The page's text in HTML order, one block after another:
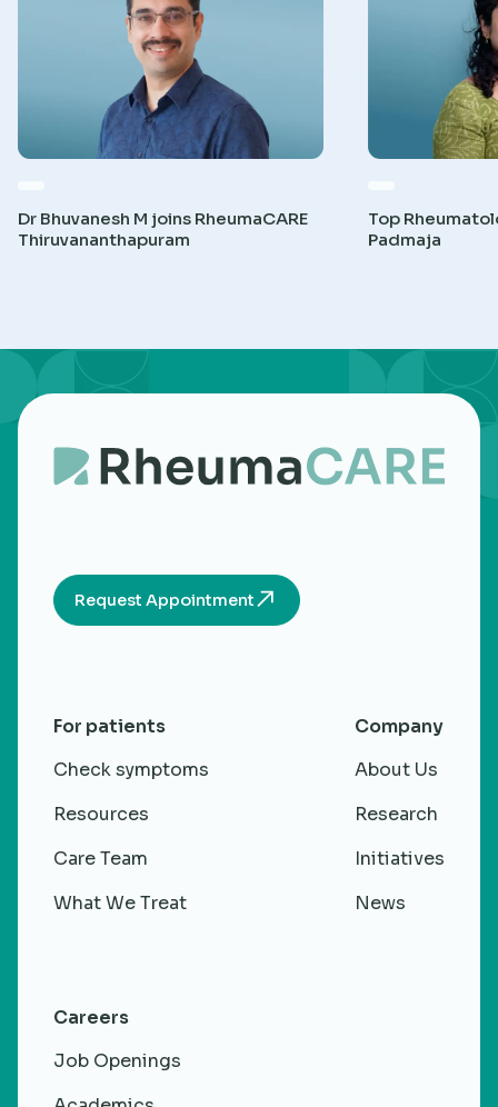
Dr Bhuvanesh M joins RheumaCARE
Thiruvananthapuram
Top
Padmaja
Request Appointment
For patients
Check symptoms
Resources
Care Team
What We Treat
Company
About Us
Research
Initiatives
News
Careers
Job Openings